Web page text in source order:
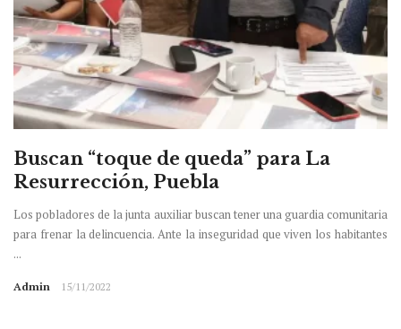
Buscan “toque de queda” para La
Resurrección, Puebla
Los pobladores de la junta auxiliar buscan tener una guardia comunitaria
para frenar la delincuencia. Ante la inseguridad que viven los habitantes
...
Admin 15/11/2022